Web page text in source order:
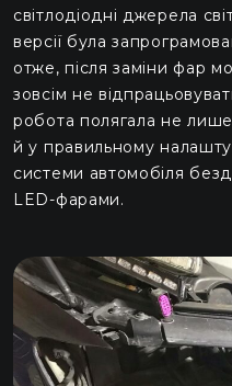
світлодіодні джерела
версії була
отже, після заміни фар
зовсім не
робота полягала не лише
й у правильному
системи автомобіля
LED-фарами.